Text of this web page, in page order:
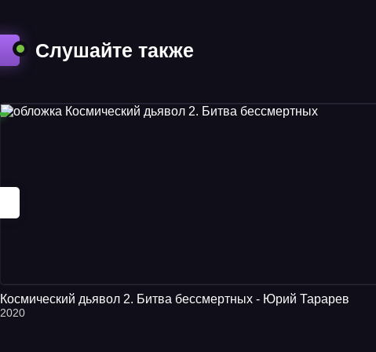
Слушайте также
Космический дьявол 2. Битва бессмертных - Юрий Тарарев
2020